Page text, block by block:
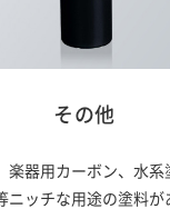
その他
楽器用カーボン、水系
ニッチな用途の塗料が